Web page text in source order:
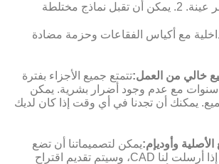
مع أكياس الفقاعات وحزمة مضادة
خالي من العمل:تتمتع جميع الأجزاء بفترة
تصل إلى 3 سنوات مع عدم وجود أضرار بشرية. يمكن
يمكنك أن تجدنا في أي وقت إذا كان لديك
وأوديإم:يمكن لتصميماتنا أن تضع
مخطط الأرضية لك إذا أرسلت لنا CAD، وسيتم تقديم اقتراح